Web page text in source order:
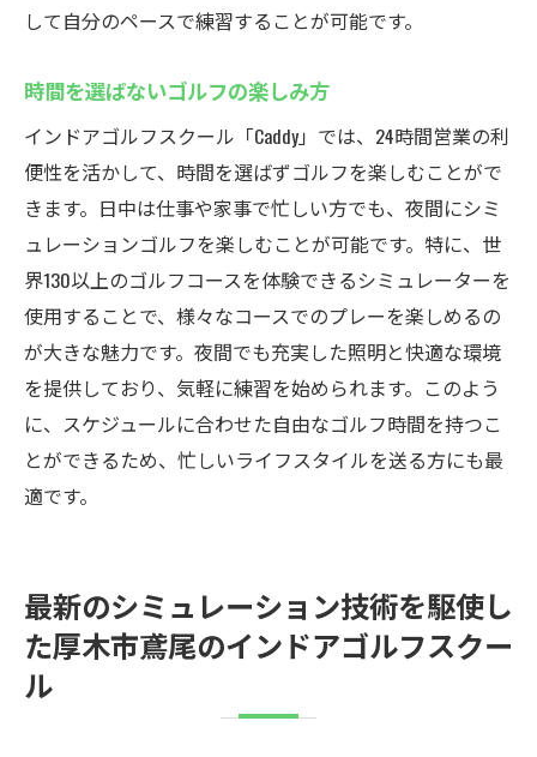
して自分のペースで練習することが可能です。
時間を選ばないゴルフの楽しみ方
インドアゴルフスクール「Caddy」では、24時間営業の利
便性を活かして、時間を選ばずゴルフを楽しむことがで
きます。日中は仕事や家事で忙しい方でも、夜間にシミ
ュレーションゴルフを楽しむことが可能です。特に、世
界130以上のゴルフコースを体験できるシミュレーターを
使用することで、様々なコースでのプレーを楽しめるの
が大きな魅力です。夜間でも充実した照明と快適な環境
を提供しており、気軽に練習を始められます。このよう
に、スケジュールに合わせた自由なゴルフ時間を持つこ
とができるため、忙しいライフスタイルを送る方にも最
適です。
最新のシミュレーション技術を駆使し
た厚木市鳶尾のインドアゴルフスクー
ル